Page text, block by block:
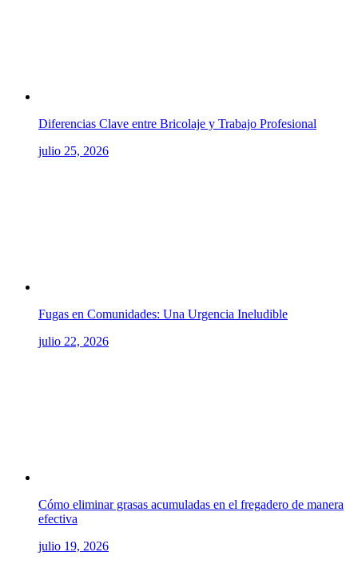
Diferencias Clave entre Bricolaje y Trabajo Profesional
julio 25, 2026
Fugas en Comunidades: Una Urgencia Ineludible
julio 22, 2026
Cómo eliminar grasas acumuladas en el fregadero de manera
efectiva
julio 19, 2026